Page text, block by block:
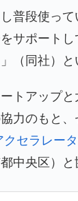
普段使って
サポート
（同社）と
トアップと
力のもと
クセラレー
都中央区）と